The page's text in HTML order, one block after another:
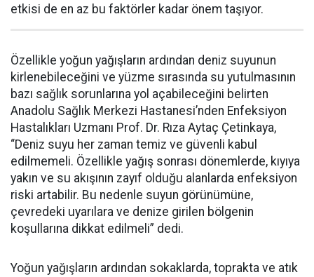
etkisi de en az bu faktörler kadar önem taşıyor.
Özellikle yoğun yağışların ardından deniz suyunun
kirlenebileceğini ve yüzme sırasında su yutulmasının
bazı sağlık sorunlarına yol açabileceğini belirten
Anadolu Sağlık Merkezi Hastanesi’nden Enfeksiyon
Hastalıkları Uzmanı Prof. Dr. Rıza Aytaç Çetinkaya,
“Deniz suyu her zaman temiz ve güvenli kabul
edilmemeli. Özellikle yağış sonrası dönemlerde, kıyıya
yakın ve su akışının zayıf olduğu alanlarda enfeksiyon
riski artabilir. Bu nedenle suyun görünümüne,
çevredeki uyarılara ve denize girilen bölgenin
koşullarına dikkat edilmeli” dedi.
Yoğun yağışların ardından sokaklarda, toprakta ve atık